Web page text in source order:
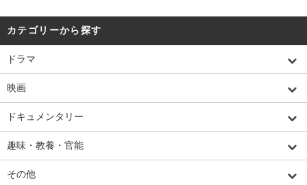
カテゴリーから探す
ドラマ
映画
ドキュメンタリー
趣味・教養・官能
その他